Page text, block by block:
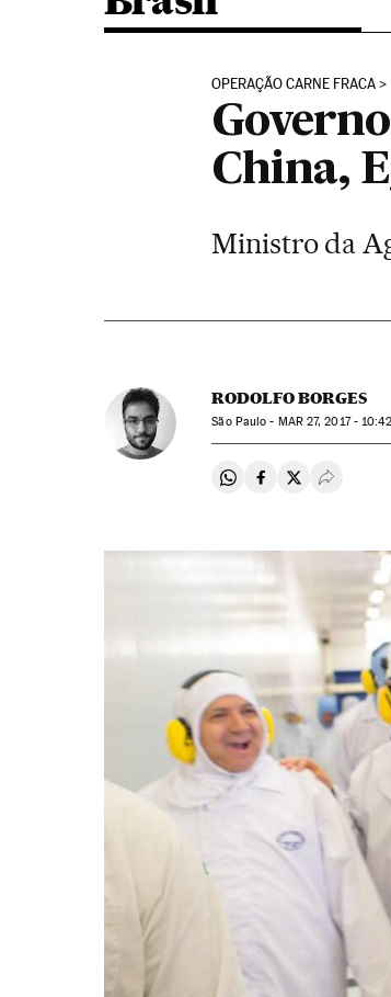
OPERAÇÃO CARNE FRACA
China,
Ministro da
RODOLFO BORGES
São Paulo - MAR27, 2017 - 10:42
Compartir en
Compartir en
Compartir en